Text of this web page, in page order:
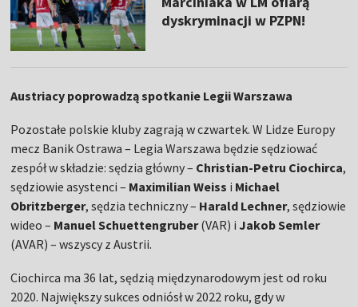
dyskryminacji w PZPN!
Austriacy poprowadzą spotkanie Legii Warszawa
Pozostałe polskie kluby zagrają w czwartek. W Lidze Europy
mecz Banik Ostrawa – Legia Warszawa będzie sędziować
zespół w składzie: sędzia główny – Christian-Petru Ciochirca,
sędziowie asystenci – Maximilian Weiss i Michael
Obritzberger, sędzia techniczny – Harald Lechner, sędziowie
wideo – Manuel Schuettengruber(VAR) i Jakob Semler
(AVAR) – wszyscy z Austrii.
Ciochirca ma 36 lat, sędzią międzynarodowym jest od roku
2020. Największy sukces odniósł w 2022 roku, gdy w